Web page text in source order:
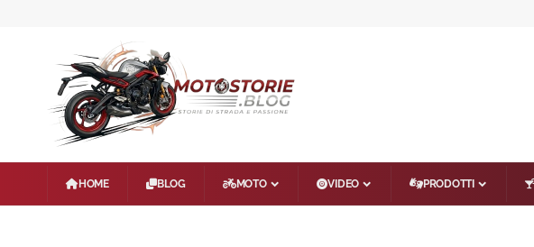
HOME BLOG MOTO VIDEO PRODOTTI